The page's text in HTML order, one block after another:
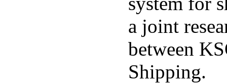
a joint
between
Shipping.